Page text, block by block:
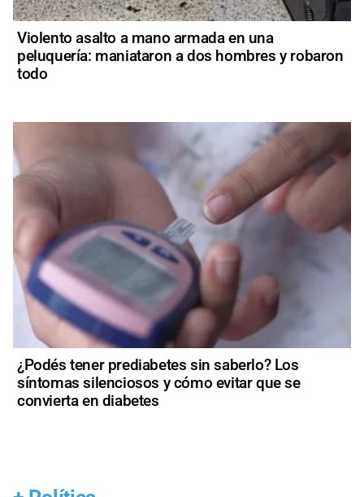
Violento asalto a mano armada en una
peluquería: maniataron a dos hombres y robaron
todo
¿Podés tener prediabetes sin saberlo? Los
síntomas silenciosos y cómo evitar que se
convierta en diabetes